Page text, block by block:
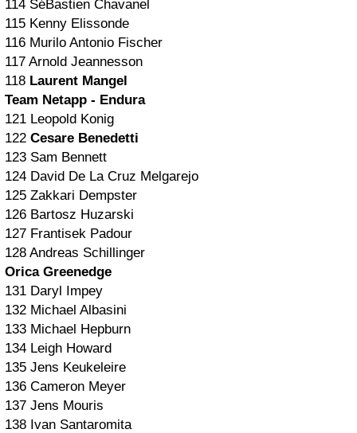
114 SéBastien Chavanel
115 Kenny Elissonde
116 Murilo Antonio Fischer
117 Arnold Jeannesson
118 Laurent Mangel
Team Netapp - Endura
121 Leopold Konig
122 Cesare Benedetti
123 Sam Bennett
124 David De La Cruz Melgarejo
125 Zakkari Dempster
126 Bartosz Huzarski
127 Frantisek Padour
128 Andreas Schillinger
Orica Greenedge
131 Daryl Impey
132 Michael Albasini
133 Michael Hepburn
134 Leigh Howard
135 Jens Keukeleire
136 Cameron Meyer
137 Jens Mouris
138 Ivan Santaromita